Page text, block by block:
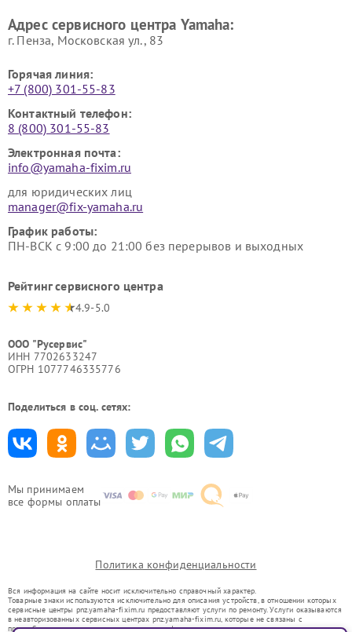
Мы принимаем
все формы оплаты
Адрес сервисного центра Yamaha:
г. Пенза, Московская ул., 83
Горячая линия:
+7 (800) 301-55-83
Контактный телефон:
8 (800) 301-55-83
Электронная почта:
info@yamaha-fixim.ru
для юридических лиц
manager@fix-yamaha.ru
График работы:
ПН-ВСК с 9:00 до 21:00 без перерывов и выходных
Рейтинг сервисного центра
4.9-5.0
ООО "Русервис"
ИНН 7702633247
ОГРН 1077746335776
Поделиться в соц. сетях:
Политика конфиденциальности
Вся информация на сайте носит исключительно справочный характер.
Товарные знаки используются исключительно для описания устройств, в отношении которых
сервисные центры pnz.yamaha-fixim.ru предоставляют услуги по ремонту. Услуги оказываются
в неавторизованных сервисных центрах pnz.yamaha-fixim.ru, которые не связаны с
правообладателями товарных знаков или их официальными представителями.